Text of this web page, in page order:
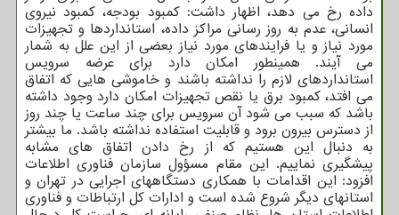
داده رخ می دهد، اظهار داشت: کمبود بودجه، کمبود نیروی
انسانی، عدم به روز رسانی مراکز داده، استانداردها و تجهیزات
مورد نیاز و یا فرایندهای مورد نیاز بعضی از این علل به شمار
می آیند. همینطور امکان دارد برای عرضه سرویس
استانداردهای لازم را نداشته باشند و خاموشی هایی که اتفاق
می افتد، کمبود برق یا نقص تجهیزات امکان دارد وجود داشته
باشد که سبب می شود آن سرویس برای چند ساعت یا چند روز
از دسترس بیرون برود و قابلیت استفاده نداشته باشد. ما بیشتر
به دنبال این هستیم که از رخ دادن اتفاق های مشابه
پیشگیری نماییم. این مقام مسؤول سازمان فناوری اطلاعات
افزود: این اقدامات با همکاری دستگاههای اجرایی در تهران و
استانهای دیگر شروع شده است و ادارات کل ارتباطات و فناوری